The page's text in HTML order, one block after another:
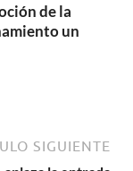
de la
un
SIGUIENTE